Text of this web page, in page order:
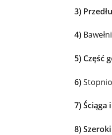
3)
4)
5) Część
6)
7) Ściąga
8)